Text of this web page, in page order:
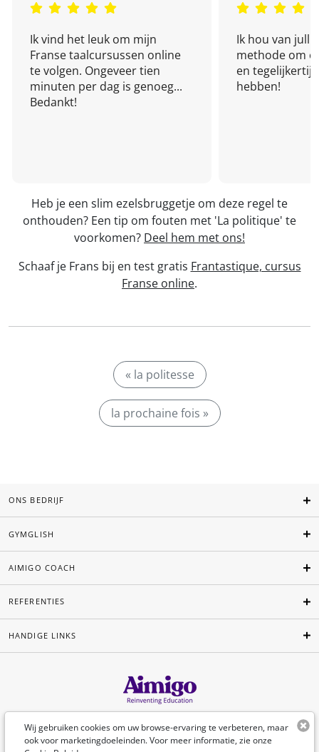
Ik vind het leuk om mijn
Franse taalcursussen online
te volgen. Ongeveer tien
minuten per dag is genoeg...
Bedankt!
Ik hou van
methode om
en
hebben!
Heb je een slim ezelsbruggetje om deze regel te
onthouden? Een tip om fouten met 'La politique' te
voorkomen? Deel hem met ons!
Schaaf je Frans bij en test gratis Frantastique, cursus
Franse online.
« la politesse
la prochaine fois »
Wij gebruiken cookies om uw browse-ervaring te verbeteren, maar
ook voor marketingdoeleinden. Voor meer informatie, zie onze
ONS BEDRIJF
GYMGLISH
AIMIGO COACH
REFERENTIES
HANDIGE LINKS
Nederlands